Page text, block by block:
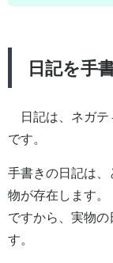
日記を手
日記は、ネガテ
です。
手書きの日記は
物が存在します。
ですから、実物
す。